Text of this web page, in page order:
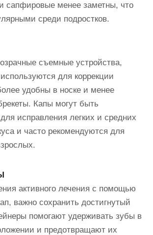
сапфировые менее заметны, что
среди подростков.
съемные устройства,
для коррекции
удобны в носке и менее
Капы могут быть
исправления легких и средних
и часто рекомендуются для
активного лечения с помощью
важно сохранить достигнутый
помогают удерживать зубы в
и предотвращают их